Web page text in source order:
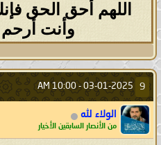
اللهم أحق الحق
وأنت أرحم
9
03-01-2025 -
10:00 AM
الولاء لله
من الأنصار السابقين الأخيار